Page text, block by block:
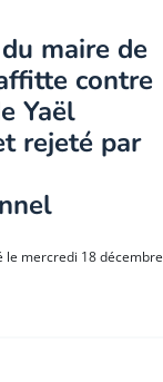
maire de
contre
Yaël
rejeté par
le mercredi 18 décembre